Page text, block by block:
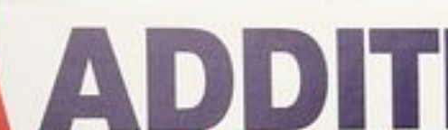
Dieetbeperkingen Glutenvrij, Suikervrij, Vegetarisch
Behoud Kamertemperatuur (15°C - 25°C)